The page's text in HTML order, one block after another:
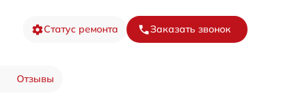
Статус ремонта Заказать звонок
Отзывы